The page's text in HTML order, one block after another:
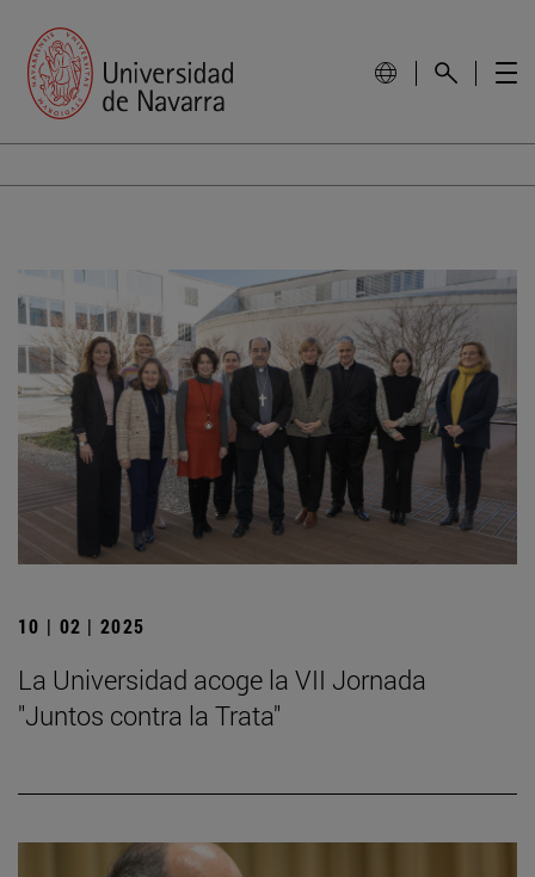
10 | 02 | 2025
La Universidad acoge la VII Jornada
"Juntos contra la Trata"